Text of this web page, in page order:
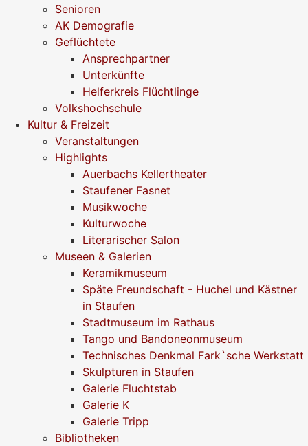
Senioren
AK Demografie
Geflüchtete
Ansprechpartner
Unterkünfte
Helferkreis Flüchtlinge
Volkshochschule
Kultur & Freizeit
Veranstaltungen
Highlights
Auerbachs Kellertheater
Staufener Fasnet
Musikwoche
Kulturwoche
Literarischer Salon
Museen & Galerien
Keramikmuseum
Späte Freundschaft - Huchel und Kästner
in Staufen
Stadtmuseum im Rathaus
Tango und Bandoneonmuseum
Technisches Denkmal Fark`sche Werkstatt
Skulpturen in Staufen
Galerie Fluchtstab
Galerie K
Galerie Tripp
Bibliotheken